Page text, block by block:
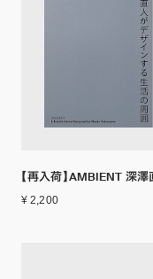
【再入荷】AMBIENT 深
¥ 2,200